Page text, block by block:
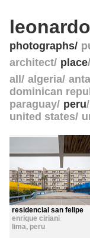
photographs
architect place
all
algeria
dominican
paraguay peru
united states
residencial san felipe
enrique ciriani
lima, peru